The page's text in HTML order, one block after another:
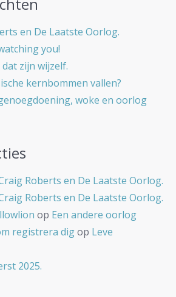
en De Laatste Oorlog.
you!
zijn wijzelf.
kernbommen vallen?
woke en oorlog
Roberts en De Laatste Oorlog.
Roberts en De Laatste Oorlog.
op Een andere oorlog
registrera digop Leve
2025.